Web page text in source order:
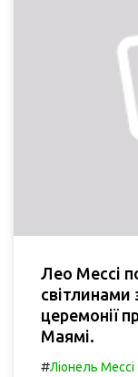
Лео Мессі
світлинами
церемонії
Маямі.
#Ліонель Мессі